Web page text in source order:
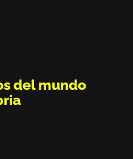
del mundo